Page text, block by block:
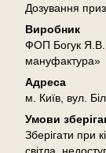
Дозування
Виробник
ФОП Богук Я.В.,
мануфактура»
Адреса
м. Київ, вул.
Умови
Зберігати при
світла,